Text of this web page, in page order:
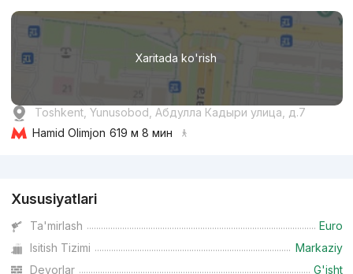
Xaritada ko'rish
Toshkent, Yunusobod, Абдулла Кадыри улица, д.7
Hamid Olimjon 619 м 8 мин
Xususiyatlari
Ta'mirlash
Euro
Isitish Tizimi
Markaziy
Devorlar
G'isht